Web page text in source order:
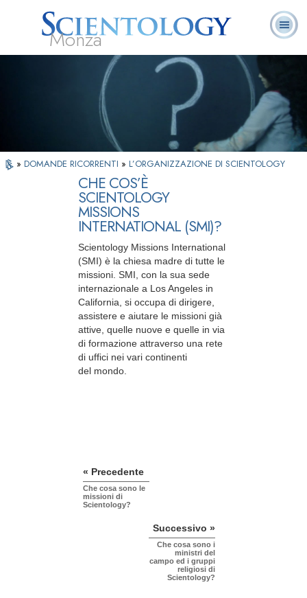
Monza
Che cos’è
Scientology?
Ministri
Volontari
Domande
ricorrenti
» DOMANDE RICORRENTI » L’ORGANIZZAZIONE DI SCIENTOLOGY
CHE COS’È
SCIENTOLOGY
MISSIONS
INTERNATIONAL (SMI)?
Scientology Missions International
(SMI) è la chiesa madre di tutte le
missioni. SMI, con la sua sede
internazionale a Los Angeles in
California, si occupa di dirigere,
assistere e aiutare le missioni già
attive, quelle nuove e quelle in via
di formazione attraverso una rete
di uffici nei vari continenti
del mondo.
« Precedente
Che cosa sono le
missioni di
Scientology?
Successivo »
Che cosa sono i
ministri del
campo ed i gruppi
religiosi di
Scientology?